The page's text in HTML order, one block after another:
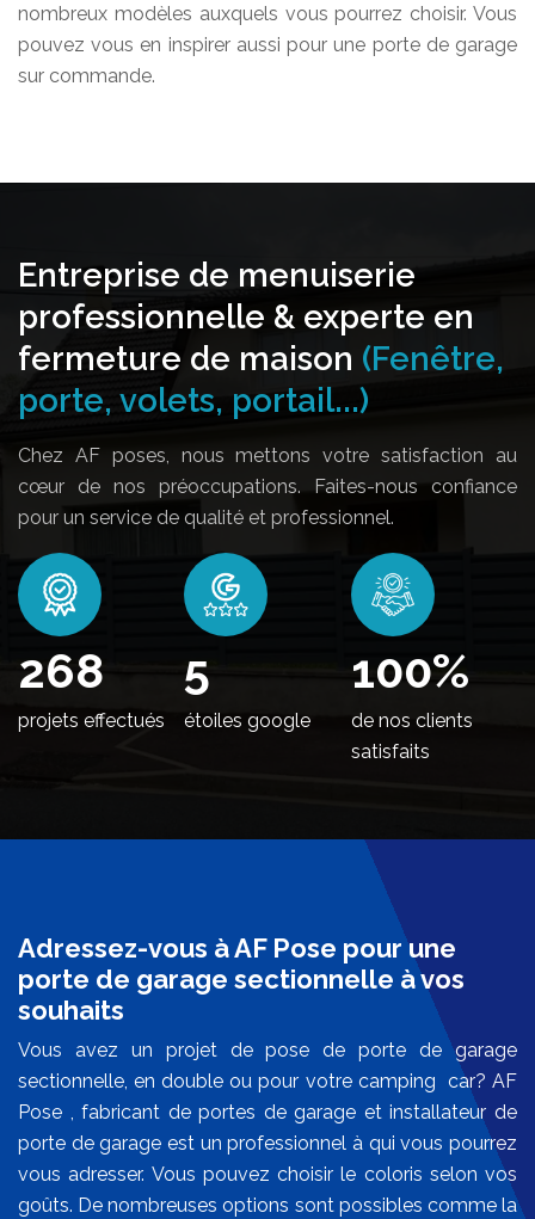
nombreux modèles auxquels vous pourrez choisir. Vous
pouvez vous en inspirer aussi pour une porte de garage
sur commande.
Entreprise de menuiserie
professionnelle & experte en
fermeture de maison (Fenêtre,
porte, volets, portail...)
Chez AF poses, nous mettons votre satisfaction au
cœur de nos préoccupations. Faites-nous confiance
pour un service de qualité et professionnel.
326
projets effectués
5
étoiles google
100%
de nos clients
satisfaits
Adressez-vous à AF Pose pour une
porte de garage sectionnelle à vos
souhaits
Vous avez un projet de pose de porte de garage
sectionnelle, en double ou pour votre camping car? AF
Pose , fabricant de portes de garage et installateur de
porte de garage est un professionnel à qui vous pourrez
vous adresser. Vous pouvez choisir le coloris selon vos
goûts. De nombreuses options sont possibles comme la